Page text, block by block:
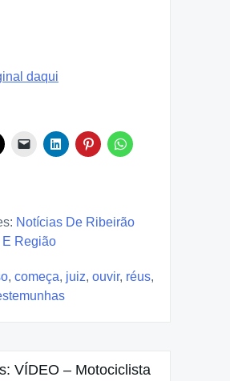
daqui
Notícias De Ribeirão
E Região
, começa, juiz, ouvir, réus,
VÍDEO – Motociclista